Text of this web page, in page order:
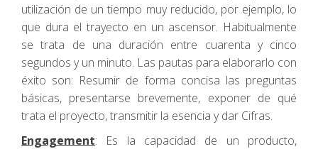
utilización de un tiempo muy reducido, por ejemplo, lo
que dura el trayecto en un ascensor. Habitualmente
se trata de una duración entre cuarenta y cinco
segundos y un minuto. Las pautas para elaborarlo con
éxito son: Resumir de forma concisa las preguntas
básicas, presentarse brevemente, exponer de qué
trata el proyecto, transmitir la esencia y dar Cifras.
Engagement: Es la capacidad de un producto,